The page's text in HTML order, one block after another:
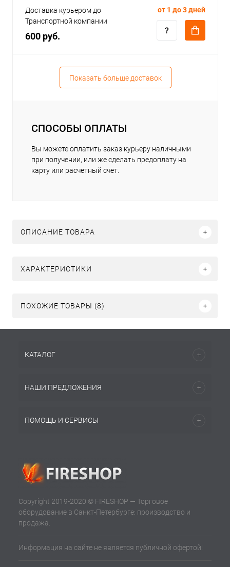
Доставка курьером до
Транспортной компании
600 руб.
от 1 до 3 дней
Показать больше доставок
СПОСОБЫ ОПЛАТЫ
Вы можете оплатить заказ курьеру наличными
при получении, или же сделать предоплату на
карту или расчетный счет.
ОПИСАНИЕ ТОВАРА
ХАРАКТЕРИСТИКИ
ПОХОЖИЕ ТОВАРЫ (8)
КАТАЛОГ
НАШИ ПРЕДЛОЖЕНИЯ
ПОМОЩЬ И СЕРВИСЫ
Copyright 2019-2020 © FIRESHOP — Торговое
оборудование в Санкт-Петербурге: производство и
продажа.
Информация на сайте не является публичной офертой!